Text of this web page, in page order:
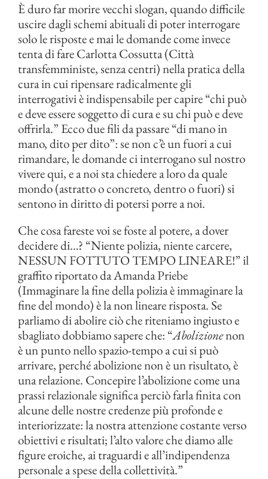
È duro far morire vecchi slogan, quando difficile
uscire dagli schemi abituali di poter interrogare
solo le risposte e mai le domande come invece
tenta di fare Carlotta Cossutta (Città
transfemministe, senza centri) nella pratica della
cura in cui ripensare radicalmente gli
interrogativi è indispensabile per capire “chi può
e deve essere soggetto di cura e su chi può e deve
offrirla.” Ecco due fili da passare “di mano in
mano, dito per dito”: se non c’è un fuori a cui
rimandare, le domande ci interrogano sul nostro
vivere qui, e a noi sta chiedere a loro da quale
mondo (astratto o concreto, dentro o fuori) si
sentono in diritto di potersi porre a noi.
Che cosa fareste voi se foste al potere, a dover
decidere di…? “Niente polizia, niente carcere,
NESSUN FOTTUTO TEMPO LINEARE!” il
graffito riportato da Amanda Priebe
(Immaginare la fine della polizia è immaginare la
fine del mondo) è la non lineare risposta. Se
parliamo di abolire ciò che riteniamo ingiusto e
sbagliato dobbiamo sapere che: “Abolizionenon
è un punto nello spazio-tempo a cui si può
arrivare, perché abolizione non è un risultato, è
una relazione. Concepire l’abolizione come una
prassi relazionale significa perciò farla finita con
alcune delle nostre credenze più profonde e
interiorizzate: la nostra attenzione costante verso
obiettivi e risultati; l’alto valore che diamo alle
figure eroiche, ai traguardi e all’indipendenza
personale a spese della collettività.”